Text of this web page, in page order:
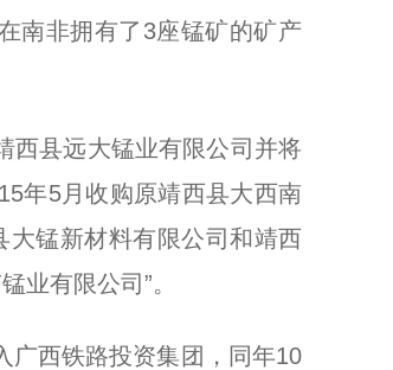
南非拥有了3座锰矿的矿产
西县远大锰业有限公司并将
年5月收购原靖西县大西南
大锰新材料有限公司和靖西
业有限公司”。
广西铁路投资集团，同年10